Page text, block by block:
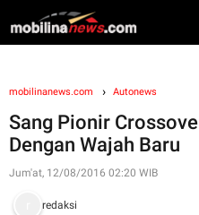
mobilinanews.com Autonews
Sang Pionir
Dengan Wajah Baru
Jum'at, 12/08/2016 02:20 WIB
redaksi